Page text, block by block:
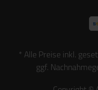
* Alle Preise inkl.
ggf.